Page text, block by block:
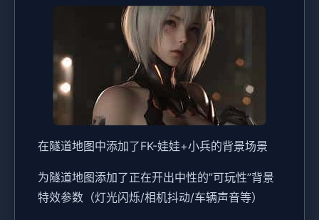
在隧道地图中添加了FK-娃娃+小兵的背景场景
为隧道地图添加了正在开出中性的”可玩性”背景
特效参数（灯光闪烁/相机抖动/车辆声音等）